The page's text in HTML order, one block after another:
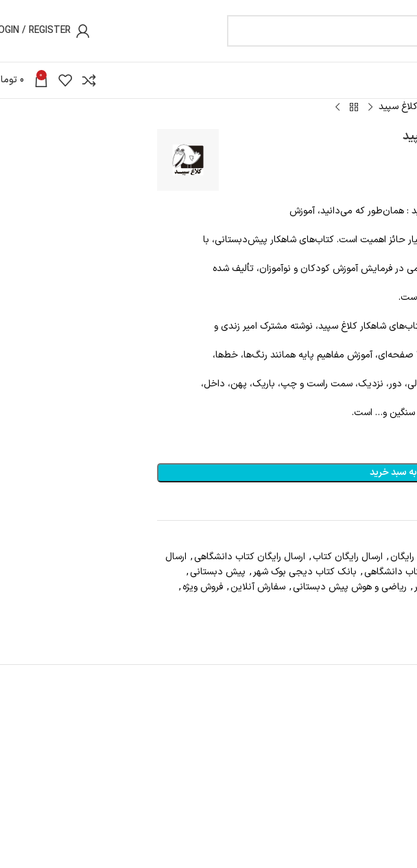
/ REGISTER
0
0
سپید
همان‌طور که می‌دانید، آموزش
حائز اهمیت است. کتاب‌های شاهکار پیش‌دبستانی، با
در فرمایش آموزش کودکان و نوآموزان، تألیف شده
شاهکار کلاغ سپید، نوشته مشترک امیر زندی و
دور، نزدیک، سمت راست و چپ، باریک، پهن، داخل،
سنگین و… است.
سبد خرید
, ارسال رايگان کتاب, ارسال رايگان کتاب دانشگاهي, ارسال
دانشگاهی, بانک کتاب دیجی بوک شهر, پیش دبستانی,
, ریاضی و هوش پیش دبستانی, سفارش آنلاين, فروش ويژه,